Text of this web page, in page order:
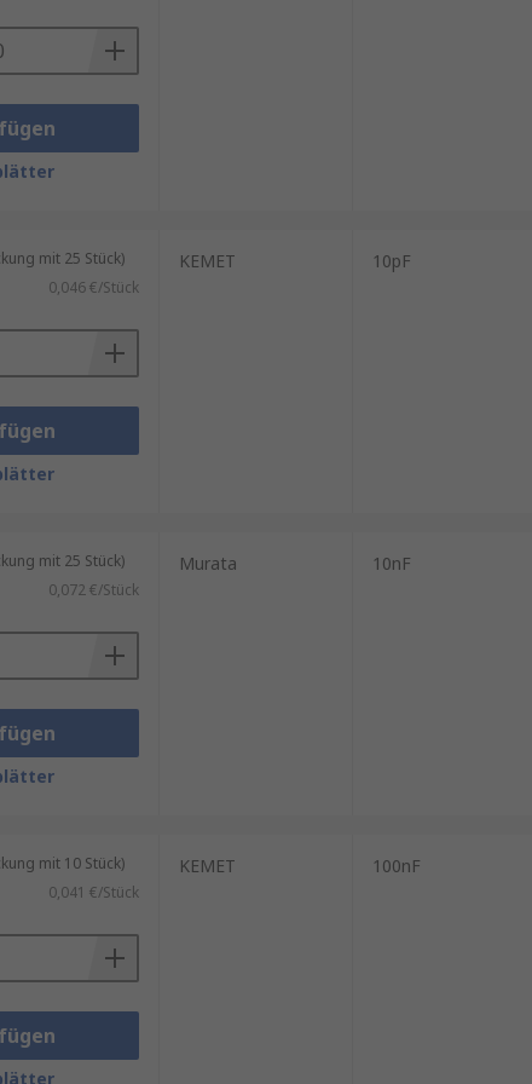
mit 25 Stück)
0,046 €/Stück
KEMET 10pF
mit 25 Stück)
0,072 €/Stück
Murata 10nF
mit 10 Stück)
0,041 €/Stück
KEMET 100nF